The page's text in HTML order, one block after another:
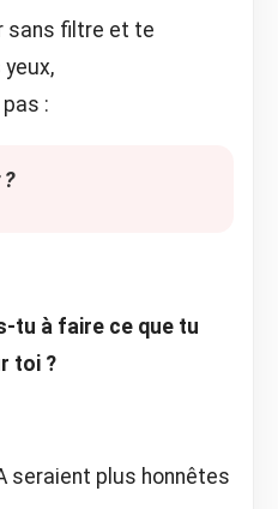
sans filtre et te
:
?
tu à faire ce que tu
toi ?
seraient plus honnêtes